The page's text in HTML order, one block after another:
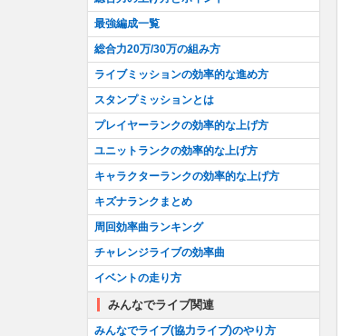
最強編成一覧
総合力20万/30万の組み方
ライブミッションの効率的な進め方
スタンプミッションとは
プレイヤーランクの効率的な上げ方
ユニットランクの効率的な上げ方
キャラクターランクの効率的な上げ方
キズナランクまとめ
周回効率曲ランキング
チャレンジライブの効率曲
イベントの走り方
みんなでライブ関連
みんなでライブ(協力ライブ)のやり方